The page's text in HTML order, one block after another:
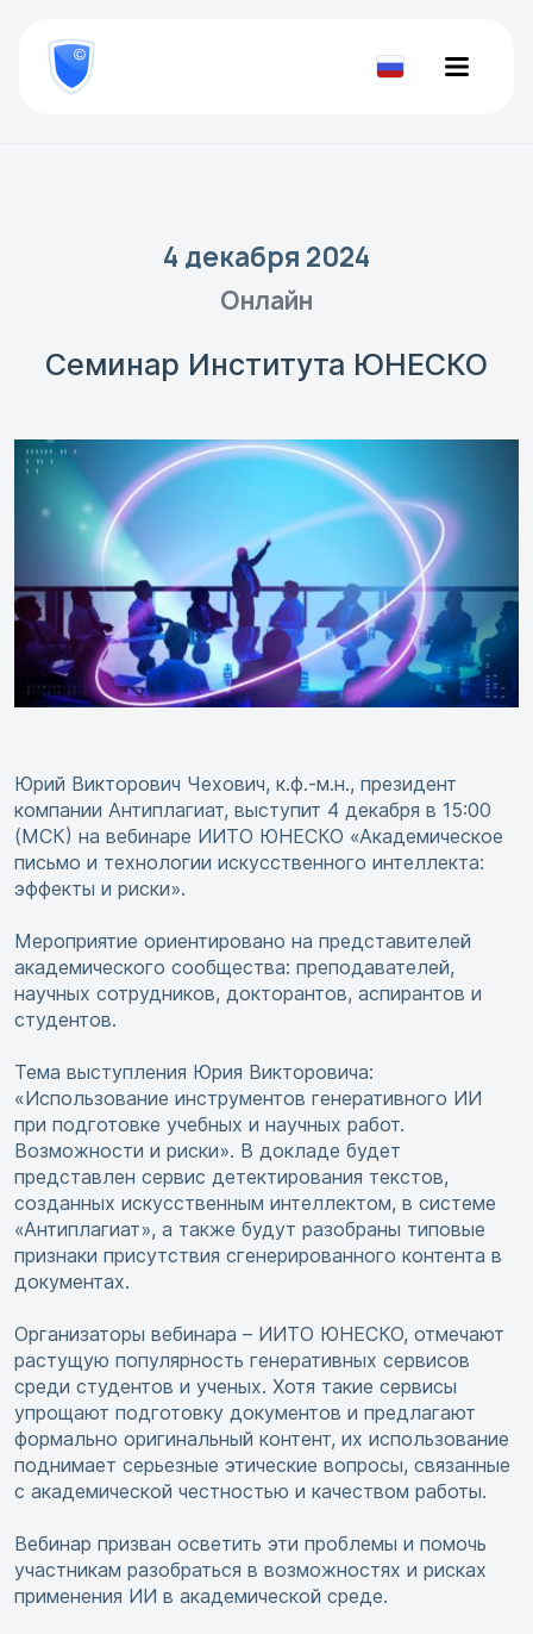
800
777-
81-Проверить
4 декабря 2024
Онлайн
Семинар Института ЮНЕСКО
Юрий Викторович Чехович, к.ф.-м.н., президент
компании Антиплагиат, выступит 4 декабря в 15:00
(МСК) на вебинаре ИИТО ЮНЕСКО «Академическое
письмо и технологии искусственного интеллекта:
эффекты и риски».
Мероприятие ориентировано на представителей
академического сообщества: преподавателей,
научных сотрудников, докторантов, аспирантов и
студентов.
Тема выступления Юрия Викторовича:
«Использование инструментов генеративного ИИ
при подготовке учебных и научных работ.
Возможности и риски». В докладе будет
представлен сервис детектирования текстов,
созданных искусственным интеллектом, в системе
«Антиплагиат», а также будут разобраны типовые
признаки присутствия сгенерированного контента в
документах.
Организаторы вебинара – ИИТО ЮНЕСКО, отмечают
растущую популярность генеративных сервисов
среди студентов и ученых. Хотя такие сервисы
упрощают подготовку документов и предлагают
формально оригинальный контент, их использование
поднимает серьезные этические вопросы, связанные
с академической честностью и качеством работы.
Вебинар призван осветить эти проблемы и помочь
участникам разобраться в возможностях и рисках
применения ИИ в академической среде.